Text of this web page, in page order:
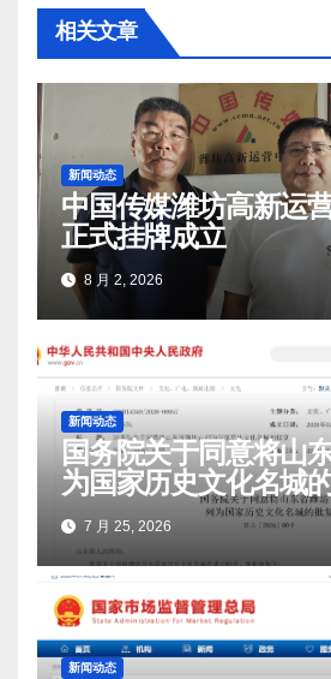
相关文章
新闻动态
中国传媒潍坊高新运
正式挂牌成立
8 月 2, 2026
新闻动态
国务院关于同意将山
为国家历史文化名城
7 月 25, 2026
新闻动态